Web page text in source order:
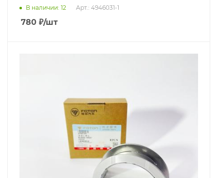
В наличии: 12 Арт.: 4946031-1
780 ₽/шт